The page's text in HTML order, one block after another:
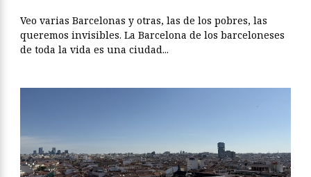
Veo varias Barcelonas y otras, las de los pobres, las
queremos invisibles. La Barcelona de los barceloneses
de toda la vida es una ciudad...